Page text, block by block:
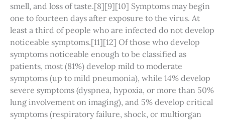
smell, and loss of taste.[8][9][10] Symptoms may begin
one to fourteen days after exposure to the virus. At
least a third of people who are infected do not develop
noticeable symptoms.[11][12] Of those who develop
symptoms noticeable enough to be classified as
patients, most (81%) develop mild to moderate
symptoms (up to mild pneumonia), while 14% develop
severe symptoms (dyspnea, hypoxia, or more than 50%
lung involvement on imaging), and 5% develop critical
symptoms (respiratory failure, shock, or multiorgan